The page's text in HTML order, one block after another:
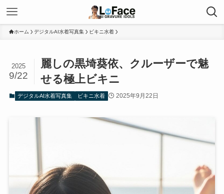
ホーム デジタルAI水着写真集 ビキニ水着
麗しの黒埼葵依、クルーザーで魅
せる極上ビキニ
2025
9/22
デジタルAI水着写真集 ビキニ水着 2025年9月22日